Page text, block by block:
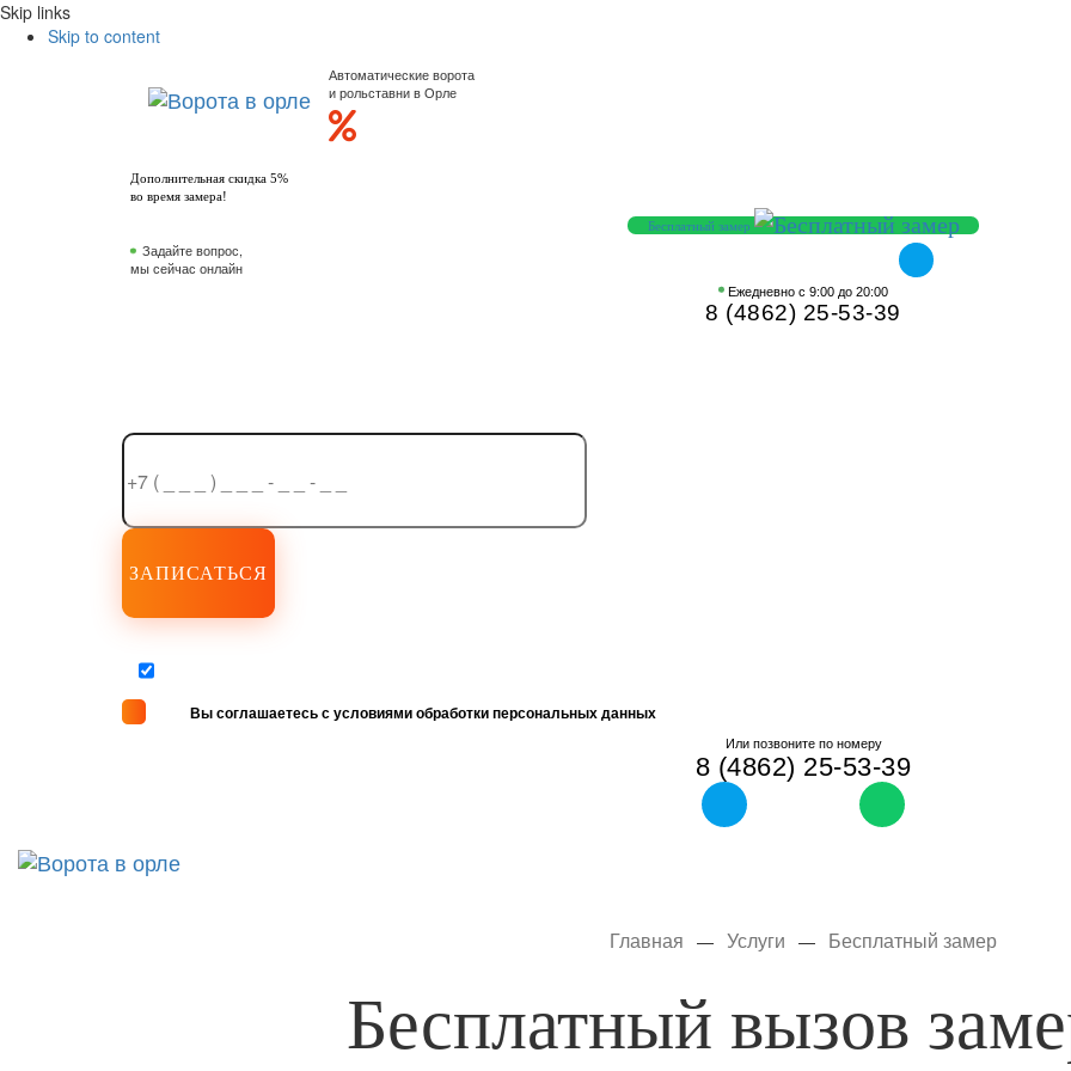
Skip links
Skip to content
Автоматические ворота
и рольставни в Орле
Дополнительная скидка 5%
во время замера!
Бесплатный замер
Задайте вопрос,
мы сейчас онлайн
Ежедневно с 9:00 до 20:00
8 (4862) 25-53-39
Вы соглашаетесь с условиями обработки персональных данных
Или позвоните по номеру
8 (4862) 25-53-39
Главная — Услуги — Бесплатный замер
Бесплатный вызов